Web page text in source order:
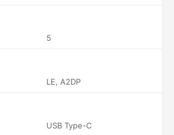
5
LE, A2DP
USB Type-C